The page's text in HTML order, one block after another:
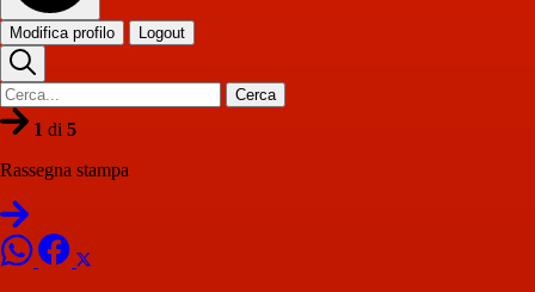
Modifica profilo Logout
Cerca
1 di 5
Rassegna stampa